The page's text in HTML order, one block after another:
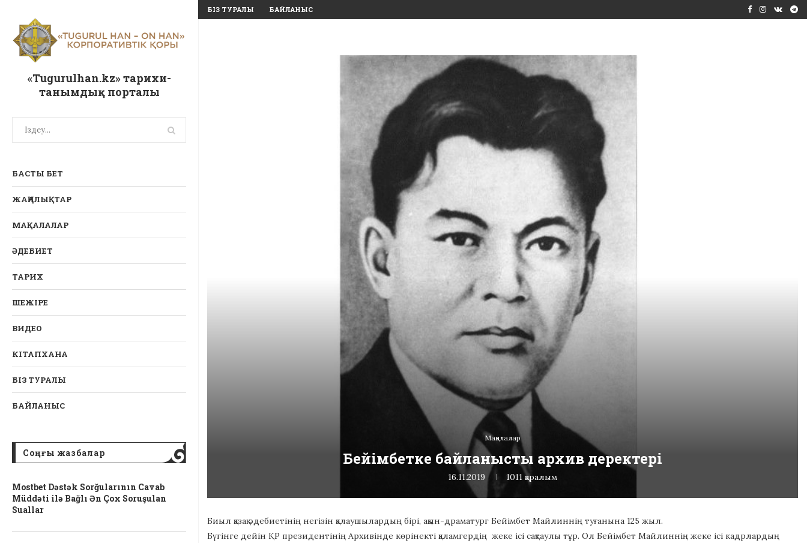
«Tugurulhan.kz» тарихи-
танымдық порталы
БАСТЫ БЕТ
ЖАҢАЛЫҚТАР
МАҚАЛАЛАР
ӘДЕБИЕТ
ТАРИХ
ШЕЖІРЕ
ВИДЕО
КІТАПХАНА
БІЗ ТУРАЛЫ
БАЙЛАНЫС
Соңғы жазбалар
Mostbet Dəstək Sorğularının Cavab
Müddəti ilə Bağlı Ən Çox Soruşulan
Suallar
БІЗ ТУРАЛЫ БАЙЛАНЫС
Мақалалар
Бейімбетке байланысты архив деректері
16.11.2019 1011 қаралым
Биыл қазақ әдебиетінің негізін қалаушылардың бірі, ақын-драматург Бейімбет Майлиннің туғанына 125 жыл.
Бүгінге дейін ҚР президентінің Архивінде көрінекті қаламгердің жеке ісі сақтаулы тұр. Ол Бейімбет Майлиннің жеке ісі кадрлардың